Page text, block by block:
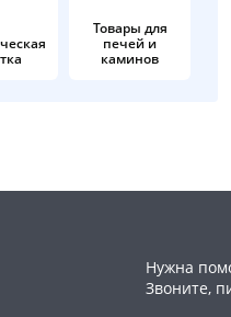
Товары для
печей и
каминов
Нужна
Звоните,